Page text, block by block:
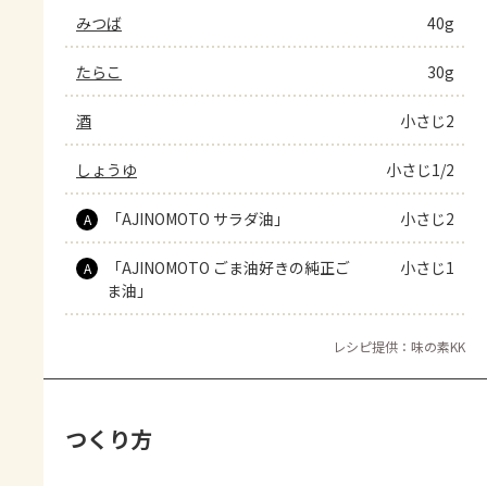
みつば 40g
たらこ 30g
酒 小さじ2
しょうゆ 小さじ1/2
A 「AJINOMOTO サラダ油」 小さじ2
A
「AJINOMOTO ごま油好きの純正ご
ま油」
小さじ1
レシピ提供：味の素KK
つくり方